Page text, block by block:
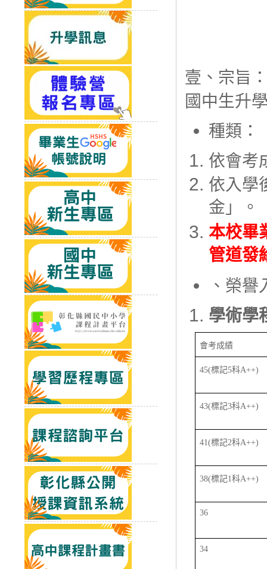
壹、宗旨
國中生升
種類：
依會考
依入學
金」。
本校畢
管道發
、榮
學術學
會考成績
45(標記5科A++)
43(標記3科A++)
41(標記2科A++)
38(標記1科A++)
36
34